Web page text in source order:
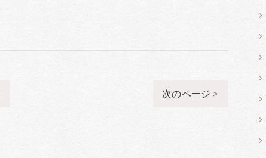
次のページ >